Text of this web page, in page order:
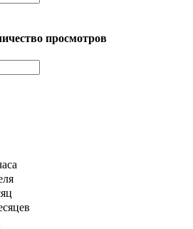
просмотров